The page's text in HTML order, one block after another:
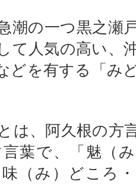
潮の一つ黒之瀬
て人気の高い、
どを有する「み
は、阿久根の方
葉で、「魅（
味（み）どころ